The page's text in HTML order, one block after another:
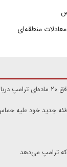
منطقه‌ای
غزه
جدید خود علیه
که ترامپ می‌دهد